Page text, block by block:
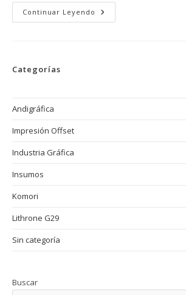
Continuar Leyendo Ventajas
De
Categorías
Andigráfica
Impresión Offset
Industria Gráfica
Insumos
Komori
Lithrone G29
Sin categoría
Buscar